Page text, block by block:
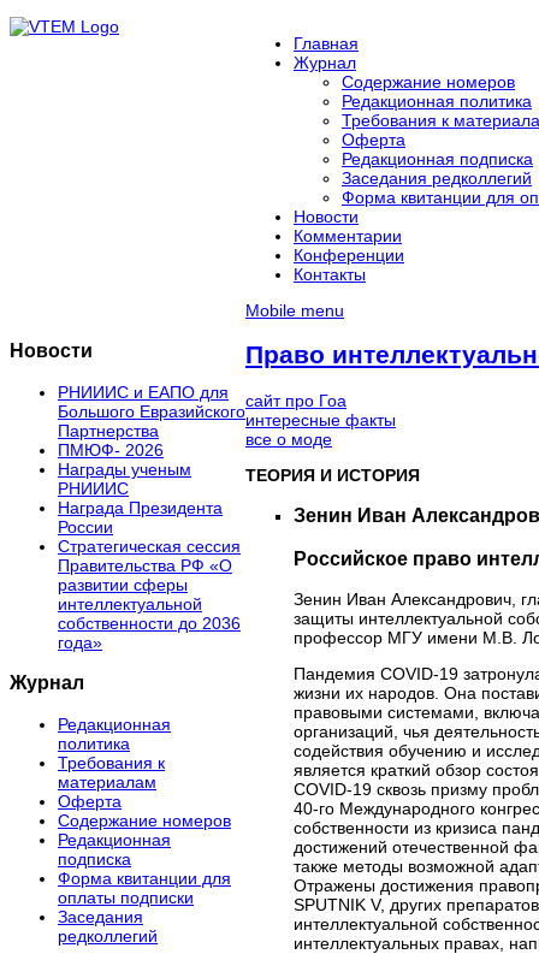
Главная
Журнал
Содержание номеров
Редакционная политика
Требования к
Оферта
Редакционная подписка
Заседания редколлегий
Форма квитанции для
Новости
Комментарии
Конференции
Контакты
Mobile menu
Новости
РНИИИС и ЕАПО для
Большого Евразийского
Партнерства
ПМЮФ- 2026
Награды ученым
РНИИИС
Награда Президента
России
Стратегическая сессия
Правительства РФ «О
развитии сферы
интеллектуальной
собственности до 2036
года»
Журнал
Редакционная
политика
Требования к
материалам
Оферта
Содержание номеров
Редакционная
подписка
Форма квитанции для
оплаты подписки
Заседания
редколлегий
Право
сайт про Гоа
интересные факты
все о моде
ТЕОРИЯ И ИСТОРИЯ
Зенин Иван
Российское право
Зенин Иван Александрович,
защиты интеллектуальной
профессор МГУ имени М.В.
Пандемия COVID-19
жизни их народов. Она
правовыми системами,
организаций, чья
содействия обучению и
является краткий обзор
COVID-19 сквозь призму
40-го Международного
собственности из кризиса
достижений отечественной
также методы возможной
Отражены достижения
SPUTNIK V, других
интеллектуальной
интеллектуальных правах,